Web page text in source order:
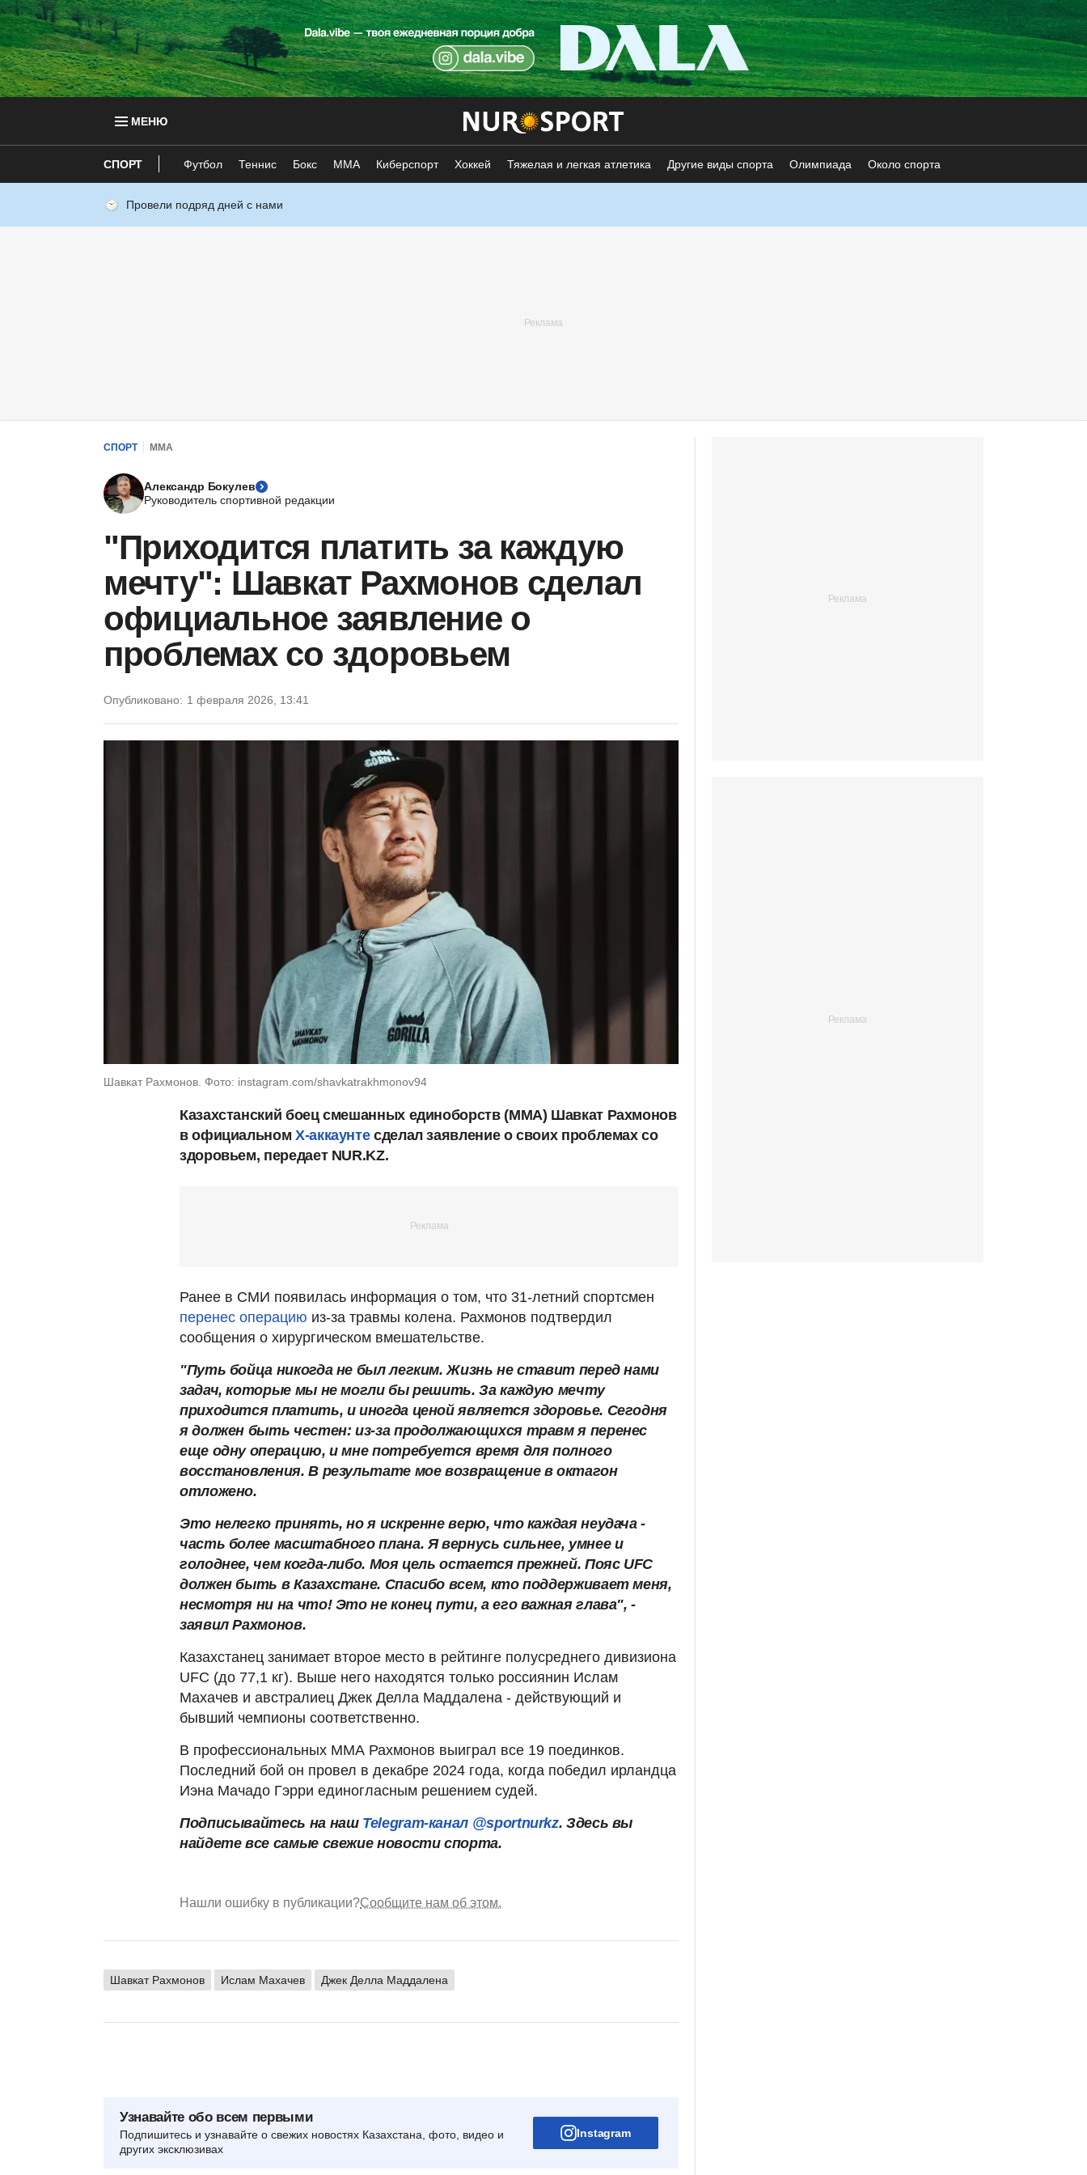
МЕНЮ
СПОРТ Футбол Теннис Бокс ММА Киберспорт Хоккей Тяжелая и легкая атлетика Другие виды спорта Олимпиада Около спорта
Провели подряд дней с нами
СПОРТ ММА
Александр Бокулев
Руководитель спортивной редакции
"Приходится платить за каждую
мечту": Шавкат Рахмонов сделал
официальное заявление о
проблемах со здоровьем
Опубликовано: 1 февраля 2026, 13:41
Шавкат Рахмонов. Фото: instagram.com/shavkatrakhmonov94
Казахстанский боец смешанных единоборств (ММА) Шавкат Рахмонов
в официальном X-аккаунтесделал заявление о своих проблемах со
здоровьем, передает NUR.KZ.
Ранее в СМИ появилась информация о том, что 31-летний спортсмен
перенес операцию из-за травмы колена. Рахмонов подтвердил
сообщения о хирургическом вмешательстве.
"Путь бойца никогда не был легким. Жизнь не ставит перед нами
задач, которые мы не могли бы решить. За каждую мечту
приходится платить, и иногда ценой является здоровье. Сегодня
я должен быть честен: из-за продолжающихся травм я перенес
еще одну операцию, и мне потребуется время для полного
восстановления. В результате мое возвращение в октагон
отложено.
Это нелегко принять, но я искренне верю, что каждая неудача -
часть более масштабного плана. Я вернусь сильнее, умнее и
голоднее, чем когда-либо. Моя цель остается прежней. Пояс UFC
должен быть в Казахстане. Спасибо всем, кто поддерживает меня,
несмотря ни на что! Это не конец пути, а его важная глава", -
заявил Рахмонов.
Казахстанец занимает второе место в рейтинге полусреднего дивизиона
UFC (до 77,1 кг). Выше него находятся только россиянин Ислам
Махачев и австралиец Джек Делла Маддалена - действующий и
бывший чемпионы соответственно.
В профессиональных ММА Рахмонов выиграл все 19 поединков.
Последний бой он провел в декабре 2024 года, когда победил ирландца
Иэна Мачадо Гэрри единогласным решением судей.
Подписывайтесь на наш Telegram-канал @sportnurkz. Здесь вы
найдете все самые свежие новости спорта.
Нашли ошибку в публикации?Сообщите нам об этом.
Шавкат Рахмонов Ислам Махачев Джек Делла Маддалена
Узнавайте обо всем первыми
Подпишитесь и узнавайте о свежих новостях Казахстана, фото, видео и
других эксклюзивах
Instagram